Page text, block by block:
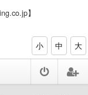
】
小 中 大